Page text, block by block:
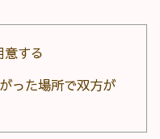
する
った場所で双方が